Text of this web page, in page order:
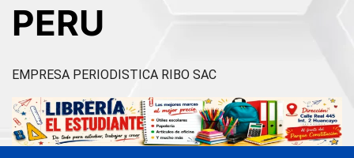
PERU
EMPRESA PERIODISTICA RIBO SAC